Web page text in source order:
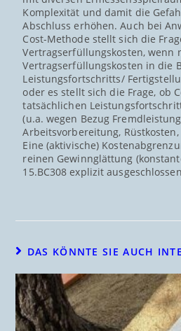
Komplexität und damit die
Abschluss erhöhen. Auch bei
Cost-Methode stellt sich die
Vertragserfüllungskosten, wenn
Vertragserfüllungskosten in die
Leistungsfortschritts/
oder es stellt sich die Frage, ob
tatsächlichen
(u.a. wegen Bezug
Arbeitsvorbereitung,
Eine (aktivische)
reinen Gewinnglättung
15.BC308 explizit
DAS KÖNNTE SIE AUCH